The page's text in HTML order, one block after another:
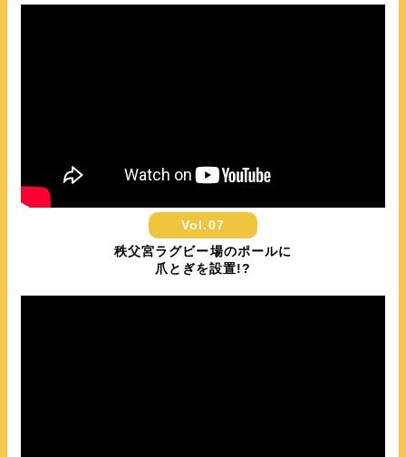
Vol.07
秩父宮ラグビー場のポールに
爪とぎを設置!?